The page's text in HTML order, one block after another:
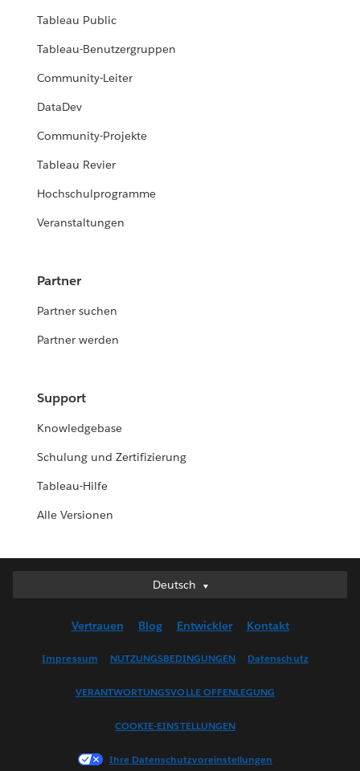
Tableau Public
Tableau-Benutzergruppen
Community-Leiter
DataDev
Community-Projekte
Tableau Revier
Hochschulprogramme
Veranstaltungen
Partner
Partner suchen
Partner werden
Support
Knowledgebase
Schulung und Zertifizierung
Tableau-Hilfe
Alle Versionen
Deutsch
Deutsch
English (US)
Français (France)
한국어
Vertrauen Blog Entwickler Kontakt
Impressum NUTZUNGSBEDINGUNGEN Datenschutz
VERANTWORTUNGSVOLLE OFFENLEGUNG
COOKIE-EINSTELLUNGEN
Ihre Datenschutzvoreinstellungen